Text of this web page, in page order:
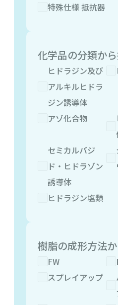
特殊仕様 抵抗器
化学品の分類か
ヒドラジン及び
アルキルヒドラ
ジン誘導体
アゾ化合物
セミカルバジ
ド・ヒドラゾン
誘導体
ヒドラジン塩類
樹脂の成形方法
FW
スプレイアップ